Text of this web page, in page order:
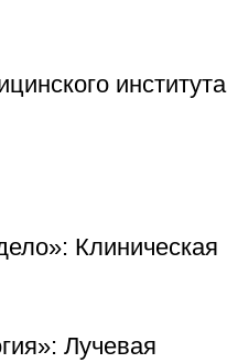
института
Клиническая
Лучевая